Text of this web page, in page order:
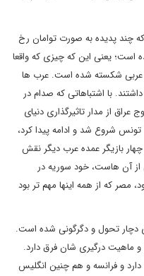
چند پدیده به صورت توامان رخ
یعنی این که چیزی که واقعا
عربی شکسته شده است. عرب ها
با اشتباهاتی که صدام در
از مدار تاثیرگذاری دنیای
شروع شد و ادامه پیدا کرد،
بازیگر عمده عرب دیگر نقش
از آن هاست، خود سوریه در
مصر که از همه اینها مهم تر بود
دچار تحول و دگرگونی شده است.
ماهیت درگیری شان فرق دارد.
و فرانسه و هم چنین انگلیس